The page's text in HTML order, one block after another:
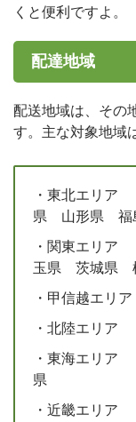
くと便利ですよ。
配達地域
配送地域は、その
す。主な対象地域
・東北エリ
県 山形県 福
・関東エリ
玉県 茨城県
・甲信越エ
・北陸エリ
・東海エリ
県
・近畿エリ